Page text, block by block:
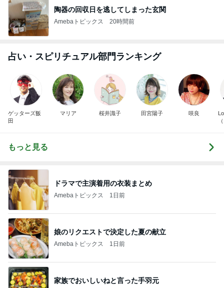
陶器の回収日を逃してしまった玄関
Amebaトピックス 20時間前
占い・スピリチュアル部門ランキング
ゲッターズ飯
田
マリア 桜井識子 田宮陽子 咲良
もっと見る
ドラマで主演着用の衣装まとめ
Amebaトピックス 1日前
娘のリクエストで決定した夏の献立
Amebaトピックス 1日前
家族でおいしいねと言った手羽元